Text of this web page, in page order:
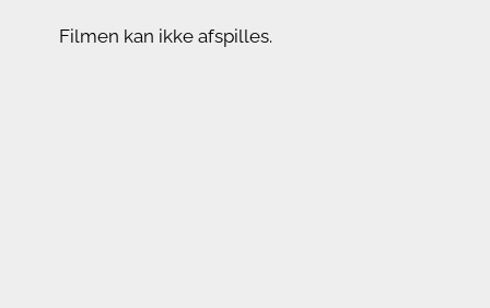
Filmen kan ikke afspilles.